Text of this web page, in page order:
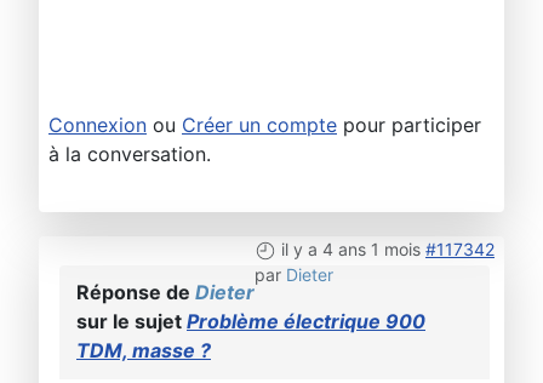
Connexion ou Créer un compte pour participer
à la conversation.
il y a 4 ans 1 mois #117342
par Dieter
Réponse de Dieter
sur le sujet Problème électrique 900
TDM, masse ?